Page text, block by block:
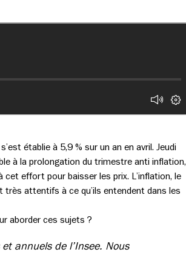
établie à 5,9 % sur un an en avril. Jeudi
à la prolongation du trimestre anti inflation,
effort pour baisser les prix. L’inflation, le
très attentifs à ce qu’ils entendent dans les
aborder ces sujets ?
annuels de l’Insee. Nous